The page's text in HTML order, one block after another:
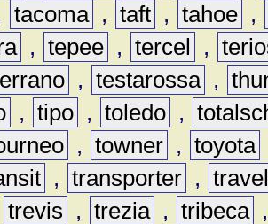
tacoma , taft , tahoe ,
, tepee , tercel ,
, testarossa ,
, tipo , toledo ,
, towner , toyota
, transporter ,
trevis , trezia , tribeca